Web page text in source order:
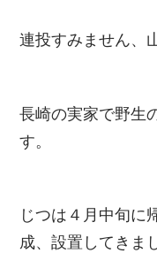
連投すみません、
長崎の実家で野生
す。
じつは４月中旬に
成、設置してきま